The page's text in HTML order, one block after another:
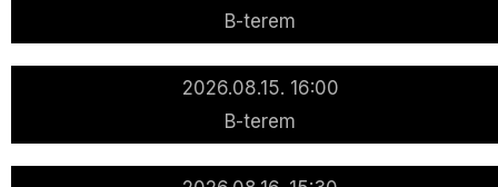
B-terem
2026.08.15. 16:00
B-terem